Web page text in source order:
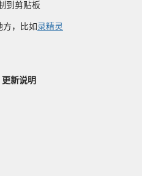
到剪贴板
方，比如 录精灵
更新说明